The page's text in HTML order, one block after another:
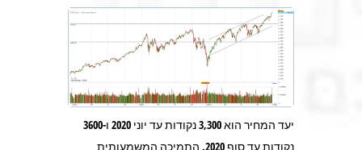
יעד המחיר הוא 3,300 נקודות עד יוני 2020 ו-3600
נקודות עד סוף 2020. התמיכה המשמעותית